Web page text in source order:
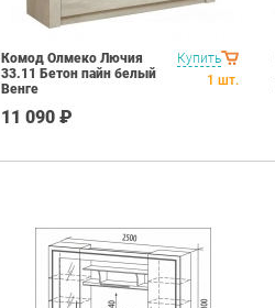
Купить
Комод Олмеко Лючия
33.11 Бетон пайн белый
Венге
11 090 ₽
1 шт.